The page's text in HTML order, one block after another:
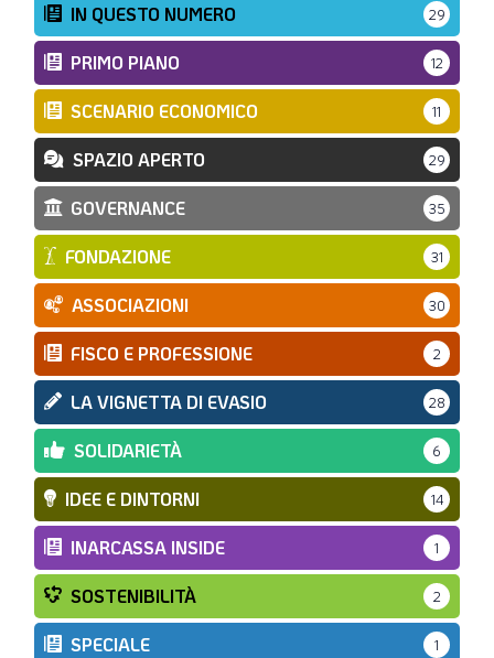
IN QUESTO NUMERO 29
PRIMO PIANO 12
SCENARIO ECONOMICO 11
SPAZIO APERTO 29
GOVERNANCE 35
FONDAZIONE 31
ASSOCIAZIONI 30
FISCO E PROFESSIONE 2
LA VIGNETTA DI EVASIO 28
SOLIDARIETÀ 6
IDEE E DINTORNI 14
INARCASSA INSIDE 1
SOSTENIBILITÀ 2
SPECIALE 1